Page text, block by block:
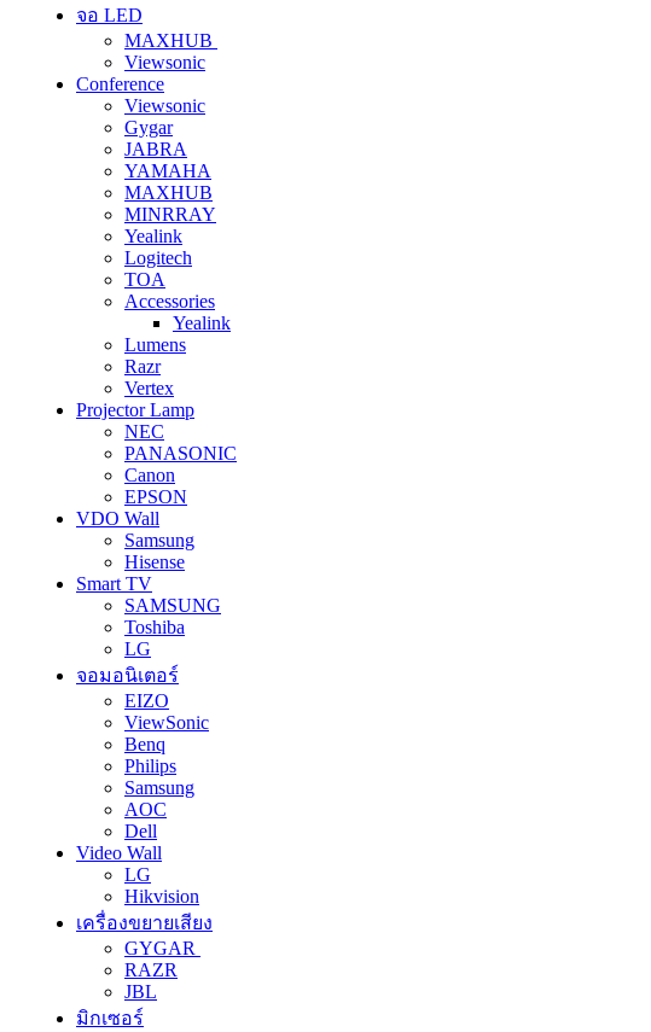
จอ LED
MAXHUB
Viewsonic
Conference
Viewsonic
Gygar
JABRA
YAMAHA
MAXHUB
MINRRAY
Yealink
Logitech
TOA
Accessories
Yealink
Lumens
Razr
Vertex
Projector Lamp
NEC
PANASONIC
Canon
EPSON
VDO Wall
Samsung
Hisense
Smart TV
SAMSUNG
Toshiba
LG
จอมอนิเตอร์
EIZO
ViewSonic
Benq
Philips
Samsung
AOC
Dell
Video Wall
LG
Hikvision
เครื่องขยายเสียง
GYGAR
RAZR
JBL
มิกเซอร์